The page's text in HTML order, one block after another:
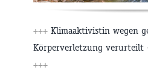
+++ Klimaaktivistin wegen
Körperverletzung verurteilt
+++